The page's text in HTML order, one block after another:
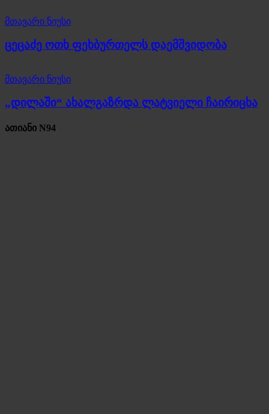
მთავარი ნიუსი
ცეცაძე ოთხ ფეხბურთელს დაემშვიდობა
მთავარი ნიუსი
„დილაში“ ახალგაზრდა ლატვიელი ჩაირიცხა
ათიანი N94